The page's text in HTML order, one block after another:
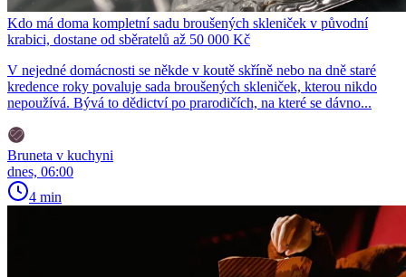
Kdo má doma kompletní sadu broušených skleniček v původní
krabici, dostane od sběratelů až 50 000 Kč
V nejedné domácnosti se někde v koutě skříně nebo na dně staré
kredence roky povaluje sada broušených skleniček, kterou nikdo
nepoužívá. Bývá to dědictví po prarodičích, na které se dávno...
Bruneta v kuchyni
dnes, 06:00
4 min